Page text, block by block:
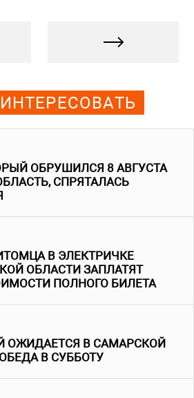
ОБРУШИЛСЯ 8 АВГУСТА
СПРЯТАЛАСЬ
В ЭЛЕКТРИЧКЕ
ОБЛАСТИ ЗАПЛАТЯТ
ПОЛНОГО БИЛЕТА
ОЖИДАЕТСЯ В САМАРСКОЙ
В СУББОТУ